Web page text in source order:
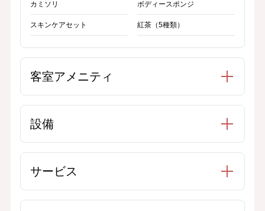
カミソリ ボディースポンジ
スキンケアセット 紅茶（5種類）
客室アメニティ
設備
サービス